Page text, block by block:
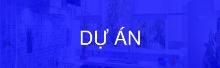
DỰ ÁN